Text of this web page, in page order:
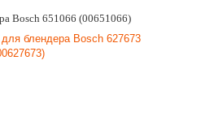
Bosch 651066 (00651066)